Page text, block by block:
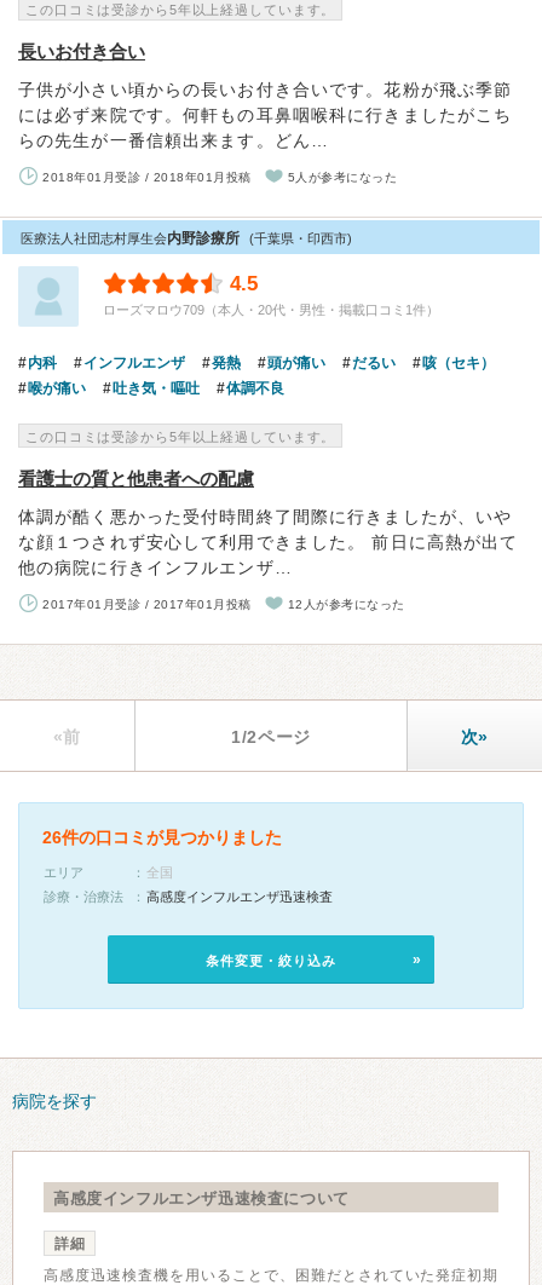
この口コミは受診から5年以上経過しています。
長いお付き合い
子供が小さい頃からの長いお付き合いです。花粉が飛ぶ季節
には必ず来院です。何軒もの耳鼻咽喉科に行きましたがこち
らの先生が一番信頼出来ます。どん…
2018年01月受診 / 2018年01月投稿 5人が参考になった
医療法人社団志村厚生会内野診療所 (千葉県・印西市)
4.5
ローズマロウ709（本人・20代・男性・掲載口コミ1件）
内科 インフルエンザ 発熱 頭が痛い だるい
咳（セキ）
喉が痛い
吐き気・嘔吐 体調不良
この口コミは受診から5年以上経過しています。
看護士の質と他患者への配慮
体調が酷く悪かった受付時間終了間際に行きましたが、いや
な顔１つされず安心して利用できました。 前日に高熱が出て
他の病院に行きインフルエンザ…
2017年01月受診 / 2017年01月投稿 12人が参考になった
«前 1/2ページ 次»
26件の口コミが見つかりました
エリア
全国
診療・治療法
高感度インフルエンザ迅速検査
条件変更・絞り込み
病院を探す
高感度インフルエンザ迅速検査について
詳細
高感度迅速検査機を用いることで、困難だとされていた発症初期